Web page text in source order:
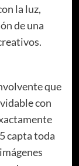
la luz,
de una
que
con
capta toda